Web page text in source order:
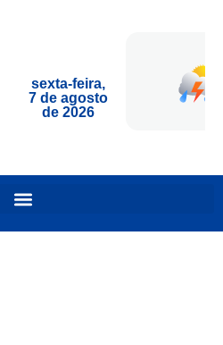
sexta-feira,
7 de agosto
de 2026